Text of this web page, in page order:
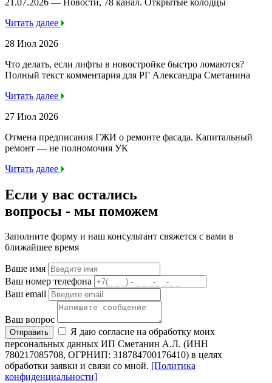
Читать далее
28 Июл 2026
Что делать, если лифты в новостройке быстро ломаются?
Полный текст комментария для РГ Александра Сметанина
Читать далее
27 Июл 2026
Отмена предписания ГЖИ о ремонте фасада. Капитальный
ремонт — не полномочия УК
Читать далее
Если у вас остались
вопросы - мы поможем
Заполните форму и наш консультант свяжется с вами в
ближайшее время
Ваше имя
Ваш номер телефона
Ваш email
Ваш вопрос
Отправить
Я даю согласие на обработку моих
персональных данных ИП Сметанин А.Л. (ИНН
780217085708, ОГРНИП: 318784700176410) в целях
обработки заявки и связи со мной. [Политика
конфиденциальности]